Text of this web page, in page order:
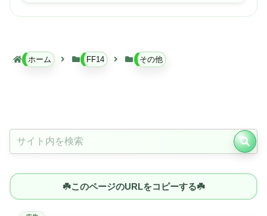
ホーム FF14 その他
☘️このページのURLをコピーする☘️